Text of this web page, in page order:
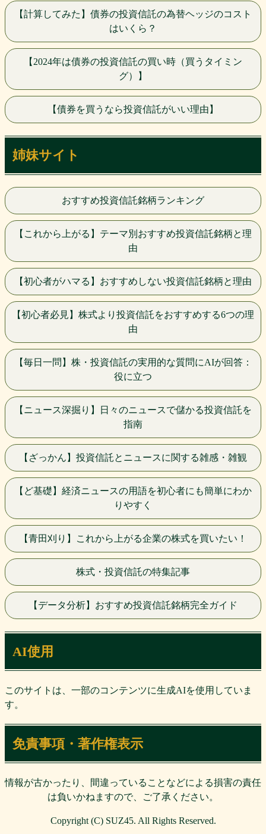
【計算してみた】債券の投資信託の為替ヘッジのコスト
はいくら？
【2024年は債券の投資信託の買い時（買うタイミン
グ）】
【債券を買うなら投資信託がいい理由】
姉妹サイト
おすすめ投資信託銘柄ランキング
【これから上がる】テーマ別おすすめ投資信託銘柄と理
由
【初心者がハマる】おすすめしない投資信託銘柄と理由
【初心者必見】株式より投資信託をおすすめする6つの理
由
【毎日一問】株・投資信託の実用的な質問にAIが回答：
役に立つ
【ニュース深掘り】日々のニュースで儲かる投資信託を
指南
【ざっかん】投資信託とニュースに関する雑感・雑観
【ど基礎】経済ニュースの用語を初心者にも簡単にわか
りやすく
【青田刈り】これから上がる企業の株式を買いたい！
株式・投資信託の特集記事
【データ分析】おすすめ投資信託銘柄完全ガイド
AI使用
このサイトは、一部のコンテンツに生成AIを使用していま
す。
免責事項・著作権表示
情報が古かったり、間違っていることなどによる損害の責任
は負いかねますので、ご了承ください。
Copyright (C) SUZ45. All Rights Reserved.